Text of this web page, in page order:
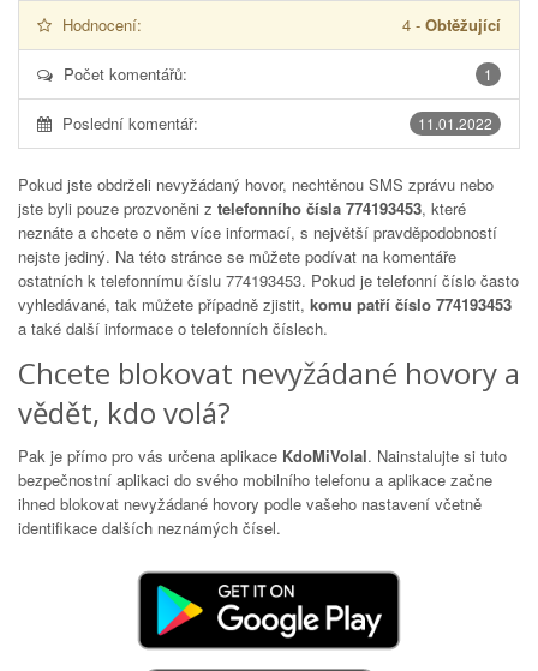
Hodnocení: 4 - Obtěžující
1
Počet komentářů:
11.01.2022
Poslední komentář:
Pokud jste obdrželi nevyžádaný hovor, nechtěnou SMS zprávu nebo
jste byli pouze prozvoněni z telefonního čísla 774193453, které
neznáte a chcete o něm více informací, s největší pravděpodobností
nejste jediný. Na této stránce se můžete podívat na komentáře
ostatních k telefonnímu číslu 774193453. Pokud je telefonní číslo často
vyhledávané, tak můžete případně zjistit, komu patří číslo 774193453
a také další informace o telefonních číslech.
Chcete blokovat nevyžádané hovory a
vědět, kdo volá?
Pak je přímo pro vás určena aplikace KdoMiVolal. Nainstalujte si tuto
bezpečnostní aplikaci do svého mobilního telefonu a aplikace začne
ihned blokovat nevyžádané hovory podle vašeho nastavení včetně
identifikace dalších neznámých čísel.